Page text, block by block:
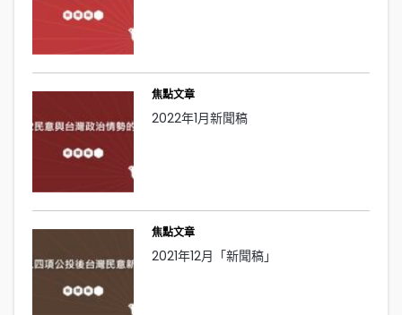
焦點文章
2022年1月新聞稿
焦點文章
2021年12月「新聞稿」